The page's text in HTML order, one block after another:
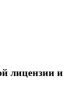
лицензии и